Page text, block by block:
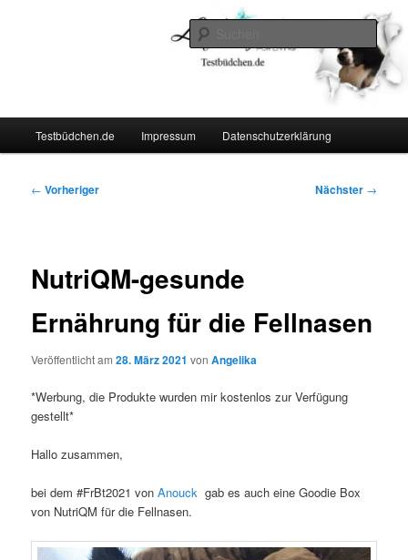
Testbüdchen.de Impressum Datenschutzerklärung
Beitragsnavigation
← Vorheriger Nächster →
NutriQM-gesunde
Ernährung für die Fellnasen
Veröffentlicht am28. März 2021 vonAngelika
*Werbung, die Produkte wurden mir kostenlos zur Verfügung
gestellt*
Hallo zusammen,
bei dem #FrBt2021 vonAnouck gab es auch eine Goodie Box
von NutriQM für die Fellnasen.